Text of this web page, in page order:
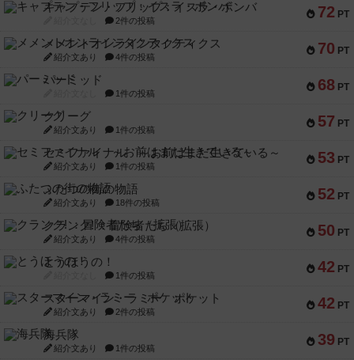
72 PT
キャプテン・フリップ：イスラ・ボンバ
2件の投稿
70 PT
メメントオンラインタクティクス
紹介文あり 4件の投稿
68 PT
パーミッド
1件の投稿
57 PT
クリーグ
紹介文あり 1件の投稿
53 PT
セミファイナル ～お前はまだ生きている～
紹介文あり 1件の投稿
52 PT
ふたつの街の物語
紹介文あり 18件の投稿
50 PT
クランク! ：冒険者たち（拡張）
紹介文あり 4件の投稿
42 PT
とうほうの！
1件の投稿
42 PT
スターマイン・ラミー ポケット
紹介文あり 2件の投稿
39 PT
海兵隊
紹介文あり 1件の投稿